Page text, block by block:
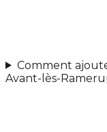
Comment
Avant-lès-